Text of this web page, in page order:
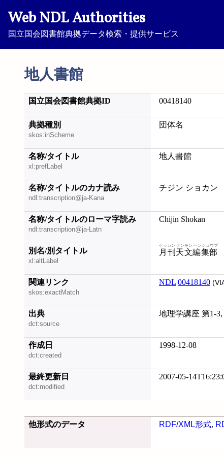
Web NDL Authorities
国立国会図書館典拠データ検索・提供サービス
地人書館
国立国会図書館典拠ID 00418140
典拠種別
skos:inScheme
団体名
名称/タイトル
xl:prefLabel
地人書館
名称/タイトルのカナ読み
ndl:transcription@ja-Kana
チジン ショカン
名称/タイトルのローマ字読み
ndl:transcription@ja-Latn
Chijin Shokan
別名/別タイトル
xl:altLabel
月刊天文編集部
ゲッカン テンモン ヘンシュウブ
関連リンク
skos:exactMatch
NDL|00418140
出典
dct:source
地理学講座 第1-
作成日
dct:created
1998-12-08
最終更新日
dct:modified
2007-05-
他形式のデータ RDF/XML形式,